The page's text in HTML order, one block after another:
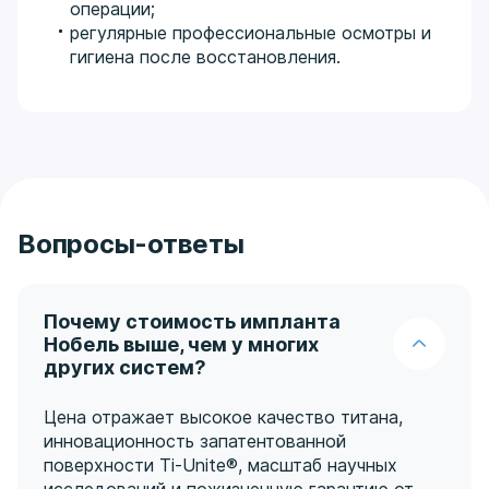
операции;
регулярные профессиональные осмотры и
гигиена после восстановления.
Вопросы-ответы
Почему стоимость импланта
Нобель выше, чем у многих
других систем?
Цена отражает высокое качество титана,
инновационность запатентованной
поверхности Ti-Unite®, масштаб научных